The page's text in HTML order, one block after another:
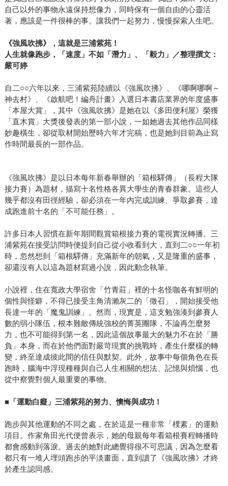
自己以外的事物永遠保持想像力，同時保有一個自由的心靈活
著，應該是一件很棒的事。讓我們一起努力，慢慢探索人生吧。
《強風吹拂》，這就是三浦紫苑！
人生就像跑步，「速度」不如「潛力」、「毅力」／整理撰文：
嚴可婷
自二○○六年以來，三浦紫苑陸續以《強風吹拂》、《哪啊哪啊～
神去村》、《啟航吧！編舟計畫》入選日本書店業界的年度盛事
「本屋大賞」，其中《強風吹拂》是她在以《多田便利屋》榮獲
「直木賞」大獎後發表的第一部小說，一如她過去其他作品同樣
妙趣橫生，卻從取材開始歷時六年才完稿，也是她到目前為止寫
作時間最長的一部作品。
《強風吹拂》是以日本每年新春舉辦的「箱根驛傳」（長程大隊
接力賽）為題材，描寫十名性格各異大學生的青春群象。這些人
幾乎都沒有田徑經驗，卻必須在一年內完成訓練、爭取參賽，達
成跑進前十名的「不可能任務」。
許多日本人習慣在新年期間觀賞箱根接力賽的電視實況轉播。三
浦紫苑在接受訪問時便提到自己從小收看到大，直到二○○一年初
時，忽然想到「箱根驛傳」充滿新年的朝氣，又是隆重的盛事，
卻還沒有人以這為題材寫過小說，因此動念執筆。
小說裡，住在寬政大學宿舍「竹青莊」裡的十名怪咖各有鮮明的
個性與怪癖，不得已接受主角清瀨灰二的「徵召」，開始接受他
長達一年的「魔鬼訓練」。然而，現實是，這支勉強湊到參賽人
數的弱小隊伍，根本難敵傳統強校的菁英團隊，不論再怎麼努
力，也不可能得到第一名，因此這個故事最大的魅力不在於「勝
負」本身，而在於他們面對嚴苛現實的挑戰時，產生什麼樣的轉
變，終至達成彼此間的信任與默契。此外，故事中每個角色在長
跑時，腦海中浮現種種與自己人生相關的想法、記憶與煩惱，也
從中察覺對個人最重要的事物。
■「運動白癡」三浦紫苑的努力、懊悔與成功！
跑步與其他運動的不同之處，在於這是一種非常「樸素」的運動
項目。作家角田光代便曾表示，她的母親每年看箱根賽程轉播時
都會感動到落淚。過去的她對此總覺得很不可思議，因為怎麼看
都只有一堆人埋頭跑步的平淡畫面，直到讀了《強風吹拂》才終
於產生認同感。